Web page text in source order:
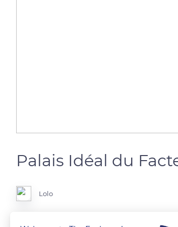
Palais Idéal du
Lolo